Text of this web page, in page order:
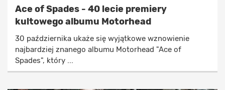
Ace of Spades - 40 lecie premiery
kultowego albumu Motorhead
30 października ukaże się wyjątkowe wznowienie
najbardziej znanego albumu Motorhead "Ace of
Spades", który ...